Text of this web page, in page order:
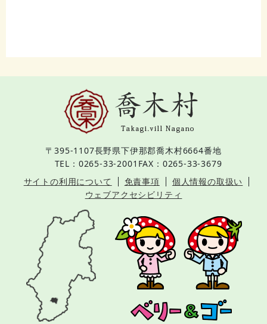
〒395-1107長野県下伊那郡喬木村6664番地
TEL：0265-33-2001 FAX：0265-33-3679
サイトの利用について
免責事項
個人情報の取扱い
ウェブアクセシビリティ